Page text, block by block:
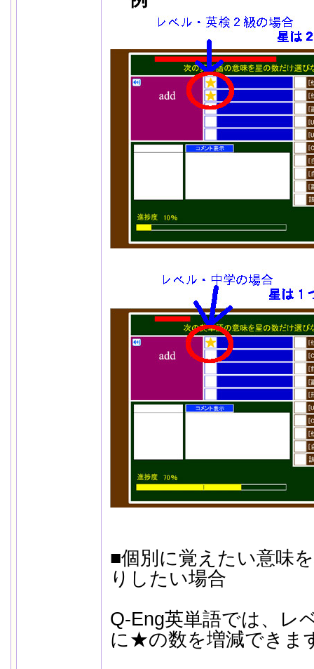
■個別に覚えたい意味
りしたい場合
Q-Eng英単語では、レ
に★の数を増減できま